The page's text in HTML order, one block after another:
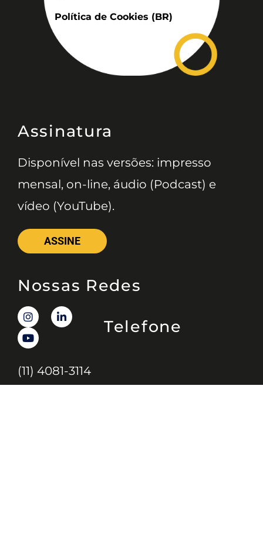
Política de Cookies (BR)
Assinatura
Disponível nas versões: impresso
mensal, on-line, áudio (Podcast) e
vídeo (YouTube).
ASSINE
Nossas Redes
Telefone
(11) 4081-3114